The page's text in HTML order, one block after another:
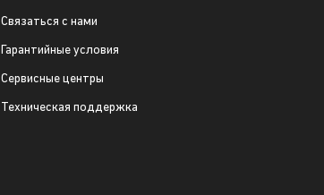
Связаться с нами
Гарантийные условия
Сервисные центры
Техническая поддержка